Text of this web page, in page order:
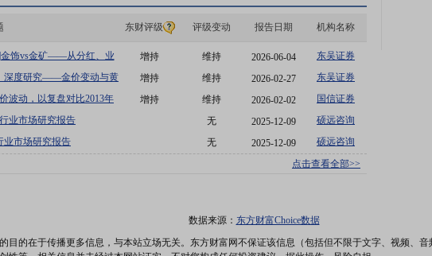
东财评级 评级变动 报告日期 机构名称
金饰vs金矿——从分红、业
增持 维持 2026-06-04
东吴证券
深度研究——金价变动与黄
增持 维持 2026-02-27
东吴证券
波动，以复盘对比2013年
增持 维持 2026-02-02
国信证券
业市场研究报告
无 2025-12-09
硕远咨询
业市场研究报告
无 2025-12-09
硕远咨询
点击查看全部>>
数据来源： 东方财富Choice数据
目的在于传播更多信息，与本站立场无关。东方财富网不保证该信息（包括但不限于文字、视频、